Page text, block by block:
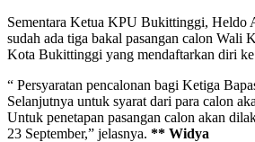
Sementara Ketua KPU Bukittinggi, Heldo
sudah ada tiga bakal pasangan calon Wali
Kota Bukittinggi yang mendaftarkan diri
“ Persyaratan pencalonan bagi Ketiga
Selanjutnya untuk syarat dari para calon
Untuk penetapan pasangan calon akan
23 September,” jelasnya. ** Widya